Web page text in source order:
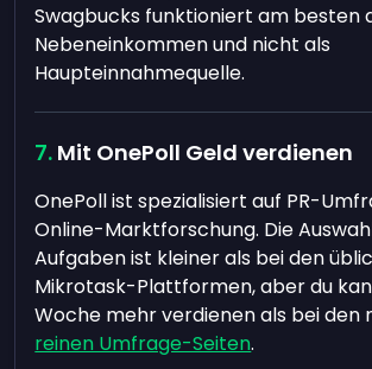
Swagbucks funktioniert am besten
Nebeneinkommen und nicht als
Haupteinnahmequelle.
Mit OnePoll Geld verdienen
OnePoll ist spezialisiert auf PR-
Online-Marktforschung. Die
Aufgaben ist kleiner als bei den
Mikrotask-Plattformen, aber du
Woche mehr verdienen als bei den
reinen Umfrage-Seiten.